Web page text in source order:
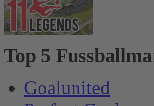
Top 5
Goalunited